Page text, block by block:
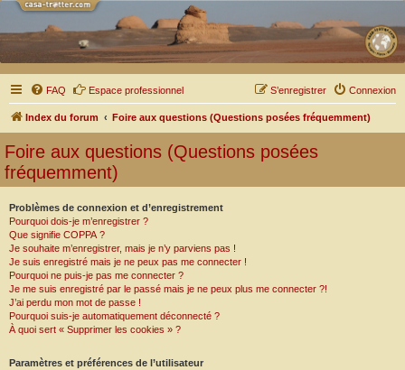
FAQ Espace professionnel Connexion
S’enregistrer
Index du forum Foire aux questions (Questions posées fréquemment)
Foire aux questions (Questions posées
fréquemment)
Problèmes de connexion et d’enregistrement
Pourquoi dois-je m’enregistrer ?
Que signifie COPPA ?
Je souhaite m’enregistrer, mais je n’y parviens pas !
Je suis enregistré mais je ne peux pas me connecter !
Pourquoi ne puis-je pas me connecter ?
Je me suis enregistré par le passé mais je ne peux plus me connecter ?!
J’ai perdu mon mot de passe !
Pourquoi suis-je automatiquement déconnecté ?
À quoi sert « Supprimer les cookies » ?
Paramètres et préférences de l’utilisateur